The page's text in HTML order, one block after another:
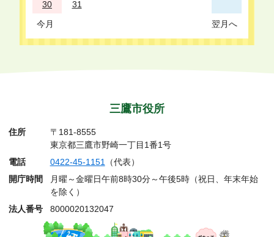
30
31
今月 翌月へ
三鷹市役所
住所
〒181-8555
東京都三鷹市野崎一丁目1番1号
電話
0422-45-1151（代表）
開庁時間
月曜～金曜日午前8時30分～午後5時（祝日、年末年始
を除く）
法人番号
8000020132047